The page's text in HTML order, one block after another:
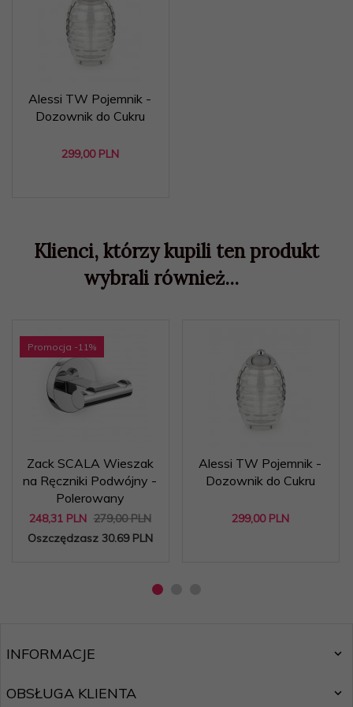
Alessi TW Pojemnik -
Dozownik do Cukru
299,00 PLN
Klienci, którzy kupili ten produkt
wybrali również...
Promocja -11%
Zack SCALA Wieszak
na Ręczniki Podwójny -
Polerowany
248,31 PLN 279,00 PLN
Oszczędzasz 30.69 PLN
Alessi TW Pojemnik -
Dozownik do Cukru
299,00 PLN
INFORMACJE
OBSŁUGA KLIENTA